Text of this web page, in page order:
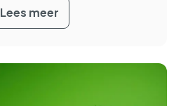
Lees meer